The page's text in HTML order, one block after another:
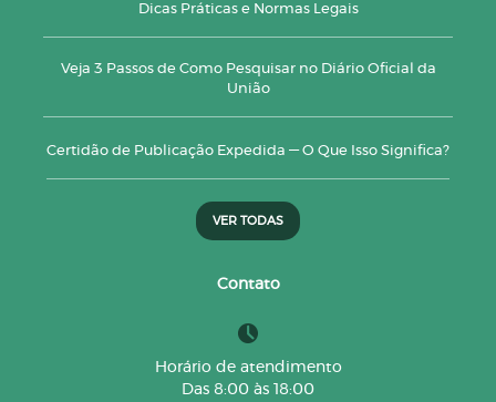
Dicas Práticas e Normas Legais
Veja 3 Passos de Como Pesquisar no Diário Oficial da
União
Certidão de Publicação Expedida — O Que Isso Significa?
VER TODAS
Contato
Horário de atendimento
Das 8:00 às 18:00